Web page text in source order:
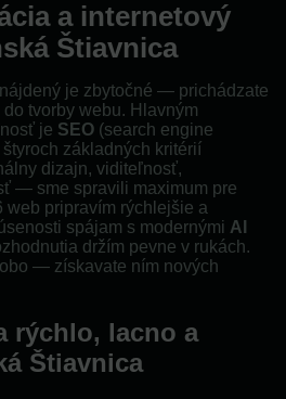
a internetový
Štiavnica
je zbytočné — prichádzate
tvorby webu. Hlavným
je SEO (search engine
základných kritérií
dizajn, viditeľnosť,
— sme spravili maximum pre
web pripravím rýchlejšie a
spájam s modernými AI
držím pevne v rukách.
— získavate ním nových
rýchlo, lacno a
Štiavnica